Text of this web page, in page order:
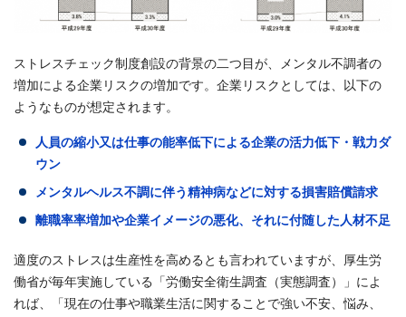
ストレスチェック制度創設の背景の二つ目が、メンタル不調者の
増加による企業リスクの増加です。企業リスクとしては、以下の
ようなものが想定されます。
人員の縮小又は仕事の能率低下による企業の活力低下・戦力ダ
ウン
メンタルヘルス不調に伴う精神病などに対する損害賠償請求
離職率率増加や企業イメージの悪化、それに付随した人材不足
適度のストレスは生産性を高めるとも言われていますが、厚生労
働省が毎年実施している「労働安全衛生調査（実態調査）」によ
れば、「現在の仕事や職業生活に関することで強い不安、悩み、